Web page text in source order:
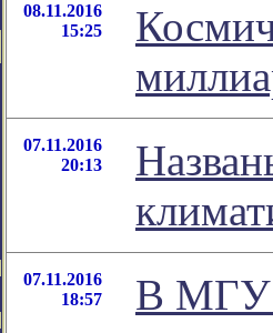
08.11.2016
15:25
07.11.2016
20:13
07.11.2016
18:57
В МГУ